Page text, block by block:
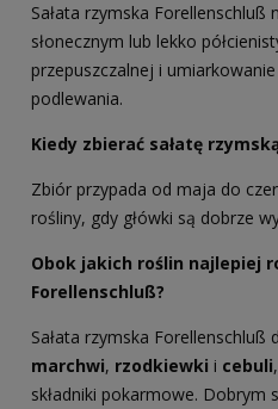
Sałata rzymska
słonecznym lub lekko
przepuszczalnej i
podlewania.
Kiedy zbierać sałatę
Zbiór przypada od maja do
rośliny, gdy główki są dobrze
Obok jakich roślin najlepiej
Forellenschluß?
Sałata rzymska
marchwi, rzodkiewki i cebuli
składniki pokarmowe. Dobrym